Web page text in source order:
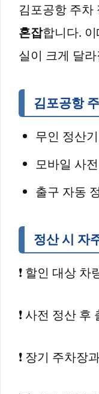
김포공항 주차
혼잡합니다.
실이 크게 달
김포공항
무인 정산
모바일 사
출구 자동
정산 시 자
❗ 할인 대상
❗ 사전 정산
❗ 장기 주차장